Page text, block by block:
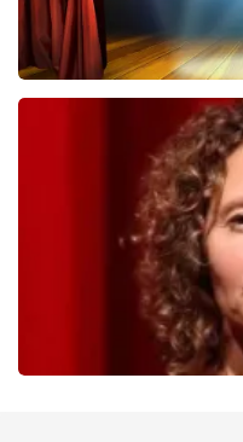
40 45 De Musical
laatste 30 minuten
BESTEL NU